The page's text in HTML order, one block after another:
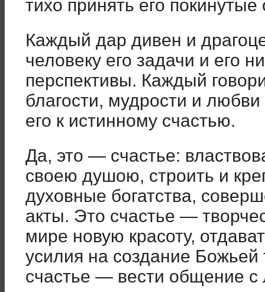
тихо принять его
Каждый дар дивен и
человеку его задачи и его
перспективы. Каждый
благости, мудрости и
его к истинному счастью.
Да, это — счастье:
своею душою, строить и
духовные богатства,
акты. Это счастье —
мире новую красоту,
усилия на создание
счастье — вести общение с